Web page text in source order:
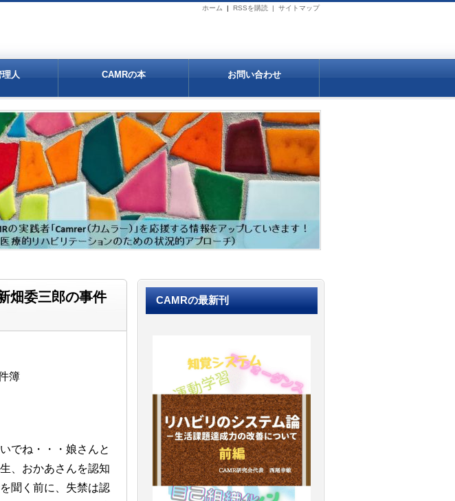
サイトマップ
RSSを購読 |
ホーム |
人 CAMRの本 お問い合わせ
畑委三郎の事件
簿
でね・・・娘さんと
、おかあさんを認知
聞く前に、失禁は認
CAMRの最新刊